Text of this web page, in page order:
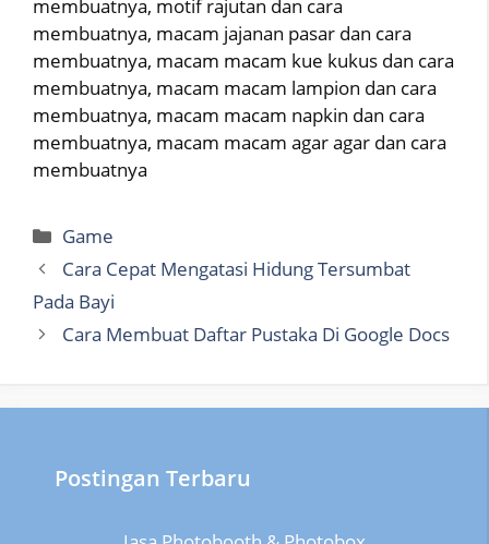
membuatnya, motif rajutan dan cara
membuatnya, macam jajanan pasar dan cara
membuatnya, macam macam kue kukus dan cara
membuatnya, macam macam lampion dan cara
membuatnya, macam macam napkin dan cara
membuatnya, macam macam agar agar dan cara
membuatnya
Categories
Game
Cara Cepat Mengatasi Hidung Tersumbat
Pada Bayi
Cara Membuat Daftar Pustaka Di Google Docs
Postingan Terbaru